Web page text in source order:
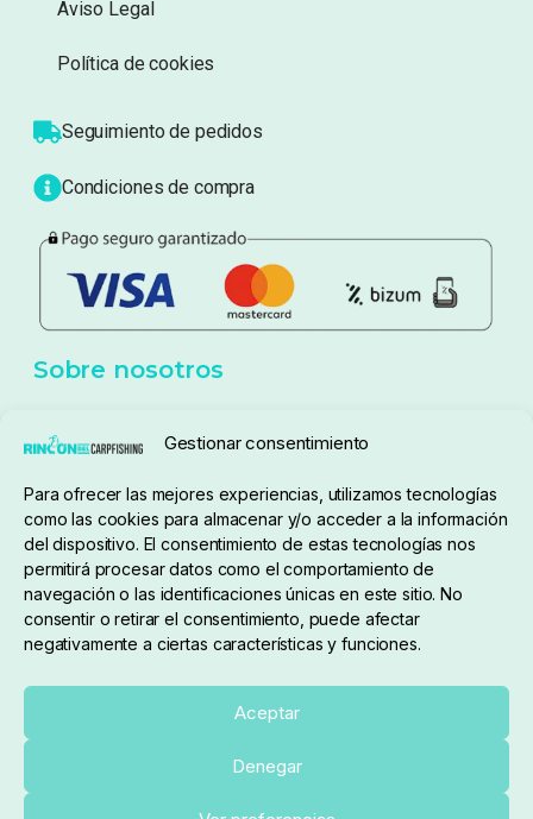
Gestionar consentimiento
Para ofrecer las mejores experiencias, utilizamos tecnologías
como las cookies para almacenar y/o acceder a la información
del dispositivo. El consentimiento de estas tecnologías nos
permitirá procesar datos como el comportamiento de
navegación o las identificaciones únicas en este sitio. No
consentir o retirar el consentimiento, puede afectar
negativamente a ciertas características y funciones.
Aceptar
Denegar
Información
Atención al cliente
Blog
Política de privacidad
Aviso Legal
Sobre nosotros